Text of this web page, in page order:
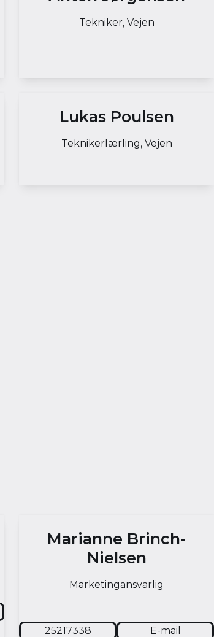
Tekniker, Vejen
Lukas Poulsen
Teknikerlærling, Vejen
Marianne Brinch-
Nielsen
Marketingansvarlig
25217338 E-mail